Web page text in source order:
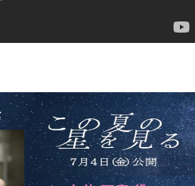
「ディズニーセレブレーショ
ンホテル」
「UCC BLACK」